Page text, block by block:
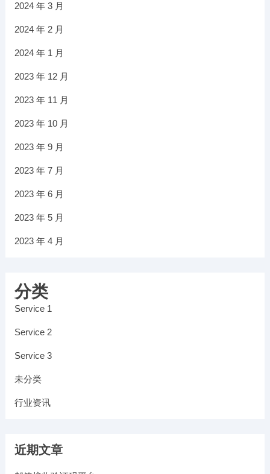
2024 年 3 月
2024 年 2 月
2024 年 1 月
2023 年 12 月
2023 年 11 月
2023 年 10 月
2023 年 9 月
2023 年 7 月
2023 年 6 月
2023 年 5 月
2023 年 4 月
分类
Service 1
Service 2
Service 3
未分类
行业资讯
近期文章